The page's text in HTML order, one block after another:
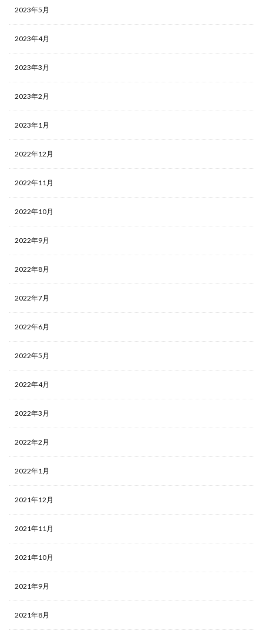
2023年5月
2023年4月
2023年3月
2023年2月
2023年1月
2022年12月
2022年11月
2022年10月
2022年9月
2022年8月
2022年7月
2022年6月
2022年5月
2022年4月
2022年3月
2022年2月
2022年1月
2021年12月
2021年11月
2021年10月
2021年9月
2021年8月